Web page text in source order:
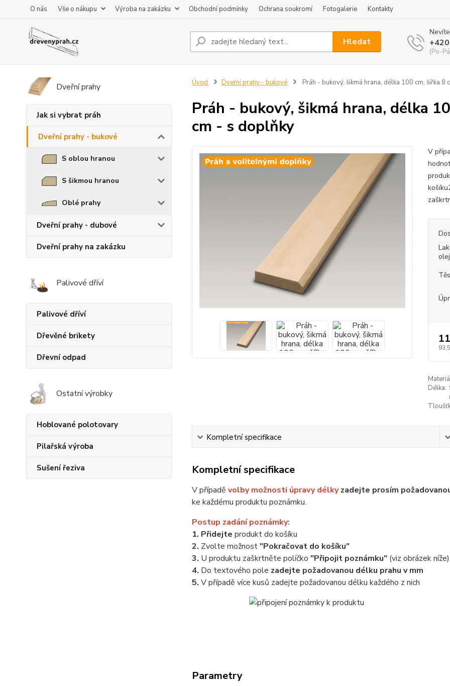
O nás Vše o nákupu Výroba na zakázku Obchodní podmínky Ochrana soukromí Fotogalerie Kontakty
Hledat
(Po-
Dveřní prahy
Jak si vybrat práh
Dveřní prahy - bukové
S oblou hranou
S šikmou hranou
Oblé prahy
Dveřní prahy - dubové
Dveřní prahy na zakázku
Palivové dříví
Palivové dříví
Dřevěné brikety
Dřevní odpad
Ostatní výrobky
Hoblované polotovary
Pilařská výroba
Sušení řeziva
Úvod Dveřní prahy - bukové Práh - bukový, šikmá hrana, délka 100 cm, šířka
Práh - bukový, šikmá hrana, délka
cm - s doplňky
V
Délka:
Kompletní specifikace
Kompletní specifikace
V případě volby možnosti úpravy délkyzadejte prosím
ke každému produktu poznámku.
Postup zadání poznámky:
1. Přidejte produkt do košíku
2. Zvolte možnost"Pokračovat do košíku"
3. U produktu zaškrtněte políčko "Připojit poznámku"(viz obrázek níže)
4. Do textového pole zadejte požadovanou délku prahu v mm
5. V případě více kusů zadejte požadovanou délku každého z nich
Parametry